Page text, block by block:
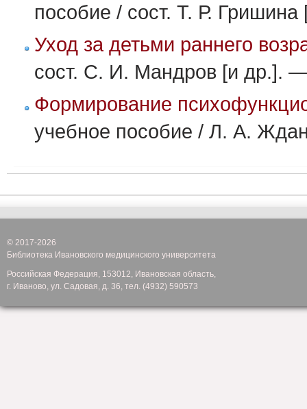
пособие / сост. Т. Р.
Уход за детьми раннего
сост. С. И. Мандров [и др.].
Формирование
учебное пособие / Л. А.
© 2017-2026
Библиотека Ивановского медицинского университета
Российская Федерация, 153012, Ивановская область,
г. Иваново, ул. Садовая, д. 36, тел. (4932) 590573